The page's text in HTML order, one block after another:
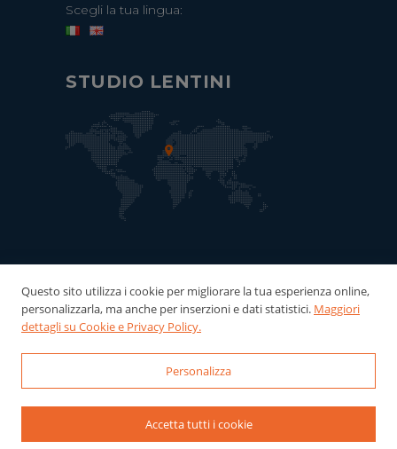
Scegli la tua lingua:
STUDIO LENTINI
© 2022-2026 Studio Lentini - P.Iva:
WebDesignProduction
Questo sito utilizza i cookie per migliorare la tua esperienza online,
personalizzarla, ma anche per inserzioni e dati statistici. Maggiori
dettagli su Cookie e Privacy Policy.
Personalizza
Accetta tutti i cookie